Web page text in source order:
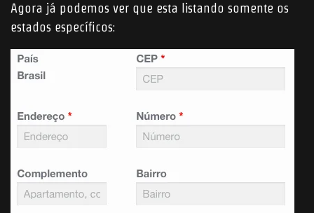
Agora já podemos ver que esta listando somente os
estados específicos: